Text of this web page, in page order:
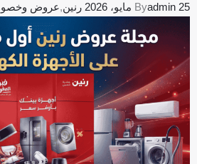
Byadmin 25 مايو، 2026 رنين,عروض